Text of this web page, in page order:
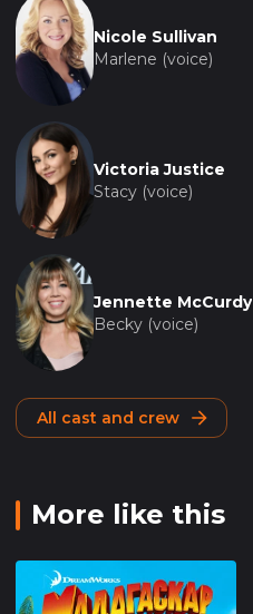
Nicole Sullivan
Marlene (voice)
Victoria Justice
Stacy (voice)
Jennette McCurdy
Becky (voice)
All cast and crew
More like this